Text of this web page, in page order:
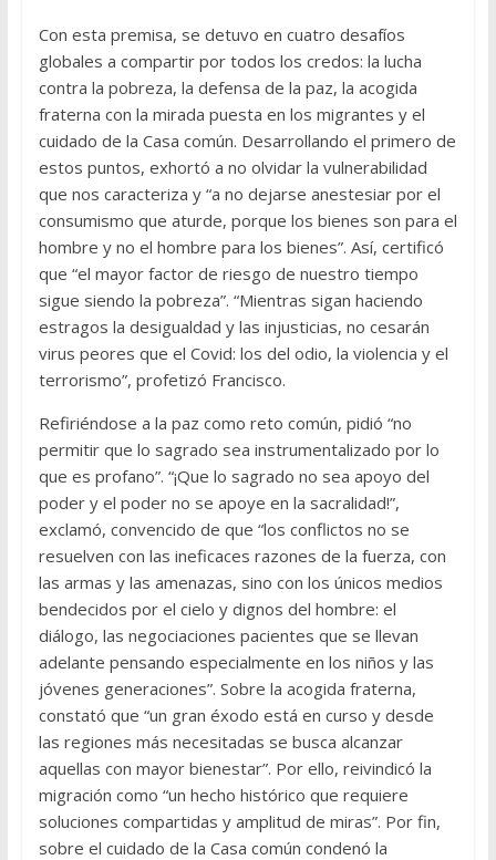
Con esta premisa, se detuvo en cuatro desafíos
globales a compartir por todos los credos: la lucha
contra la pobreza, la defensa de la paz, la acogida
fraterna con la mirada puesta en los migrantes y el
cuidado de la Casa común. Desarrollando el primero de
estos puntos, exhortó a no olvidar la vulnerabilidad
que nos caracteriza y “a no dejarse anestesiar por el
consumismo que aturde, porque los bienes son para el
hombre y no el hombre para los bienes”. Así, certificó
que “el mayor factor de riesgo de nuestro tiempo
sigue siendo la pobreza”. “Mientras sigan haciendo
estragos la desigualdad y las injusticias, no cesarán
virus peores que el Covid: los del odio, la violencia y el
terrorismo”, profetizó Francisco.
Refiriéndose a la paz como reto común, pidió “no
permitir que lo sagrado sea instrumentalizado por lo
que es profano”. “¡Que lo sagrado no sea apoyo del
poder y el poder no se apoye en la sacralidad!”,
exclamó, convencido de que “los conflictos no se
resuelven con las ineficaces razones de la fuerza, con
las armas y las amenazas, sino con los únicos medios
bendecidos por el cielo y dignos del hombre: el
diálogo, las negociaciones pacientes que se llevan
adelante pensando especialmente en los niños y las
jóvenes generaciones”. Sobre la acogida fraterna,
constató que “un gran éxodo está en curso y desde
las regiones más necesitadas se busca alcanzar
aquellas con mayor bienestar”. Por ello, reivindicó la
migración como “un hecho histórico que requiere
soluciones compartidas y amplitud de miras”. Por fin,
sobre el cuidado de la Casa común condenó la